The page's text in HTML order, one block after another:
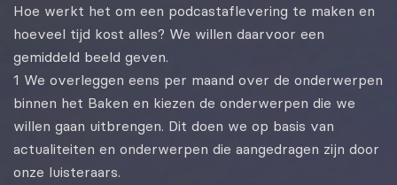
Hoe werkt het om een podcastaflevering te maken en
hoeveel tijd kost alles? We willen daarvoor een
gemiddeld beeld geven.
1 We overleggen eens per maand over de onderwerpen
binnen het Baken en kiezen de onderwerpen die we
willen gaan uitbrengen. Dit doen we op basis van
actualiteiten en onderwerpen die aangedragen zijn door
onze luisteraars.